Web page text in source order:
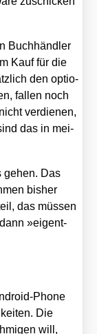
Buch­händ­ler
Kauf für die
den optio­
fal­len noch
ver­die­nen,
das in mei­
gehen. Das
bis­her
das müs­sen
»eigent­
Pho­ne
Die
will,